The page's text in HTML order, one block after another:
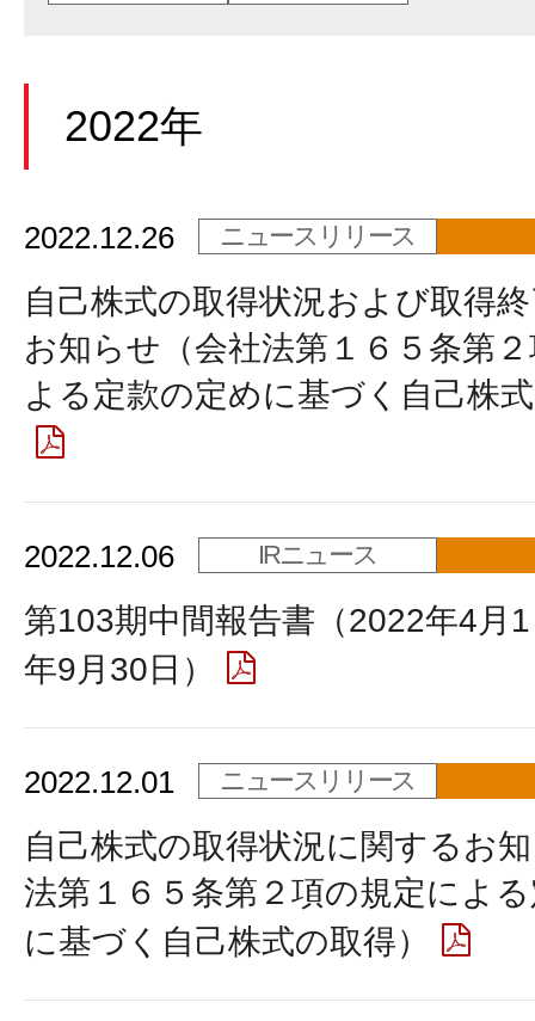
2022年
2022.12.26 ニュースリリース
自己株式の取得状況および取得
お知らせ（会社法第１６５条第
よる定款の定めに基づく自己株
2022.12.06 IRニュース
第103期中間報告書（2022年4月
年9月30日）
2022.12.01 ニュースリリース
自己株式の取得状況に関するお
法第１６５条第２項の規定によ
に基づく自己株式の取得）